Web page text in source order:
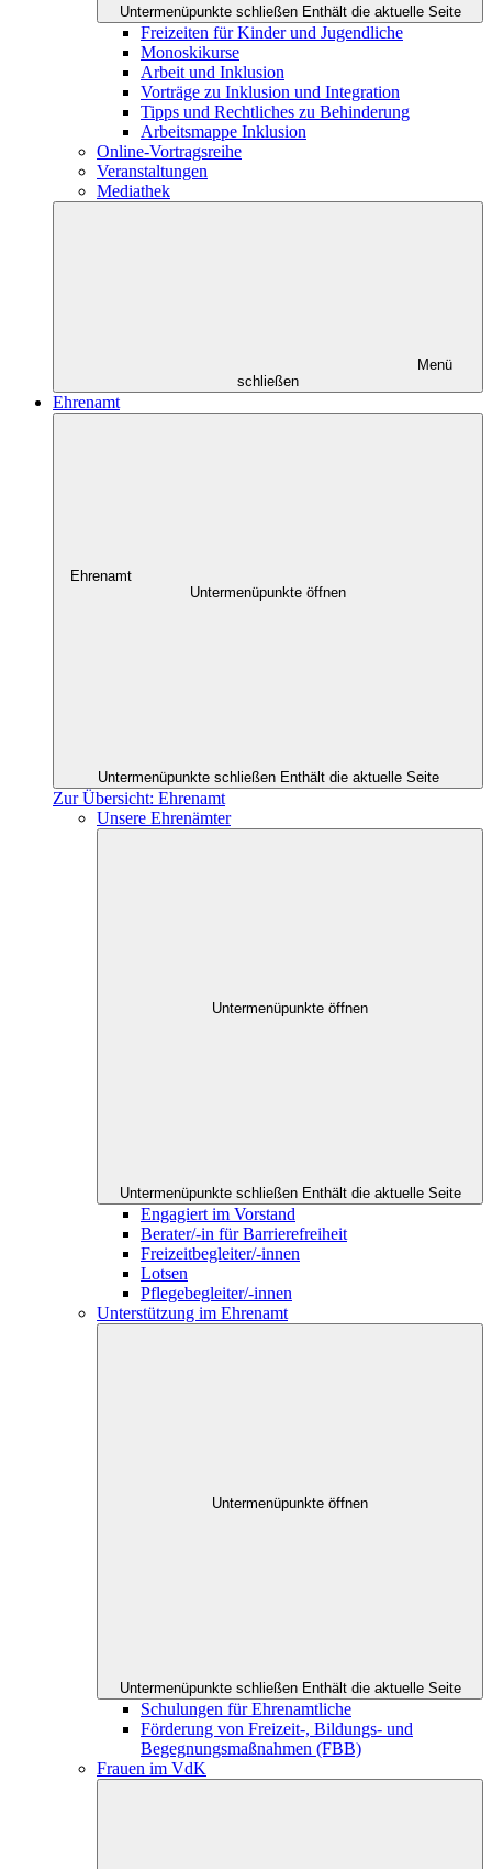
Untermenüpunkte schließen Enthält die aktuelle Seite
Freizeiten für Kinder und Jugendliche
Monoskikurse
Arbeit und Inklusion
Vorträge zu Inklusion und Integration
Tipps und Rechtliches zu Behinderung
Arbeitsmappe Inklusion
Online-Vortragsreihe
Veranstaltungen
Mediathek
Menü
schließen
Ehrenamt
Ehrenamt
Untermenüpunkte öffnen
Untermenüpunkte schließen Enthält die aktuelle Seite
Zur Übersicht: Ehrenamt
Unsere Ehrenämter
Untermenüpunkte öffnen
Untermenüpunkte schließen Enthält die aktuelle Seite
Engagiert im Vorstand
Berater/-in für Barrierefreiheit
Freizeitbegleiter/-innen
Lotsen
Pflegebegleiter/-innen
Unterstützung im Ehrenamt
Untermenüpunkte öffnen
Untermenüpunkte schließen Enthält die aktuelle Seite
Schulungen für Ehrenamtliche
Förderung von Freizeit-, Bildungs- und
Begegnungsmaßnahmen (FBB)
Frauen im VdK